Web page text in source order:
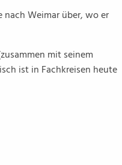
nach Weimar über, wo er
mit seinem
ist in Fachkreisen heute